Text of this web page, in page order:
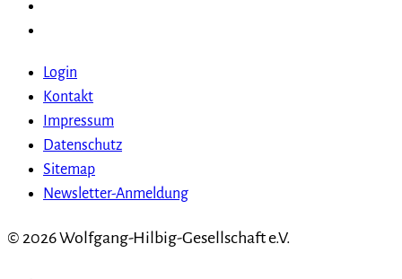
Login
Kontakt
Impressum
Datenschutz
Sitemap
Newsletter-Anmeldung
© 2026 Wolfgang-Hilbig-Gesellschaft e.V.